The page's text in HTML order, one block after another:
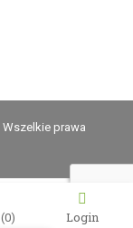
prawa
(0) Login